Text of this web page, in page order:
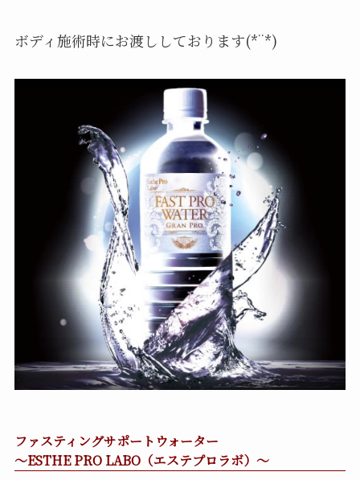
ボディ施術時にお渡ししております(*¨*)
ファスティングサポートウォーター
～ESTHE PRO LABO（エステプロラボ）～